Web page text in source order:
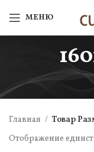
МЕНЮ
Главная Товар
Отображение